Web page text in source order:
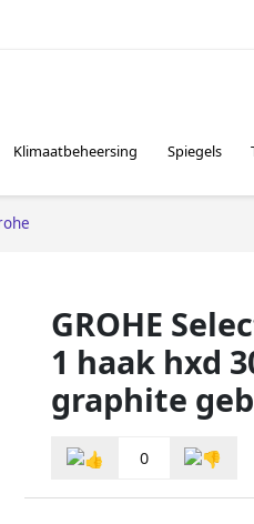
Klimaatbeheersing Spiegels
GROHE
1 haak hxd
graphite
0